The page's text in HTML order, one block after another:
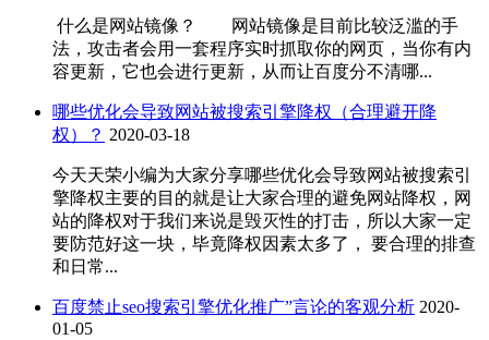
什么是网站镜像？ 网站镜像是目前比较泛滥的手
法，攻击者会用一套程序实时抓取你的网页，当你有内
容更新，它也会进行更新，从而让百度分不清哪...
哪些优化会导致网站被搜索引擎降权（合理避开降
权）？ 2020-03-18
今天天荣小编为大家分享哪些优化会导致网站被搜索引
擎降权主要的目的就是让大家合理的避免网站降权，网
站的降权对于我们来说是毁灭性的打击，所以大家一定
要防范好这一块，毕竟降权因素太多了， 要合理的排查
和日常...
百度禁止seo搜索引擎优化推广”言论的客观分析 2020-
01-05